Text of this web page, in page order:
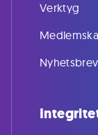
Verktyg
Nyhetsbrev